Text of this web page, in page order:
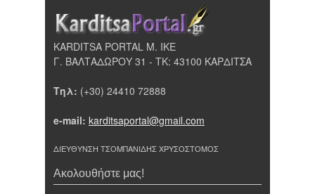
KARDITSA PORTAL Μ. ΙΚΕ
Γ. ΒΑΛΤΑΔΩΡΟΥ 31 - ΤΚ: 43100 ΚΑΡΔΙΤΣΑ
Τηλ: (+30) 24410 72888
e-mail: karditsaportal@gmail.com
ΔΙΕΥΘΥΝΣΗ ΤΣΟΜΠΑΝΙΔΗΣ ΧΡΥΣΟΣΤΟΜΟΣ
Ακολουθήστε μας!